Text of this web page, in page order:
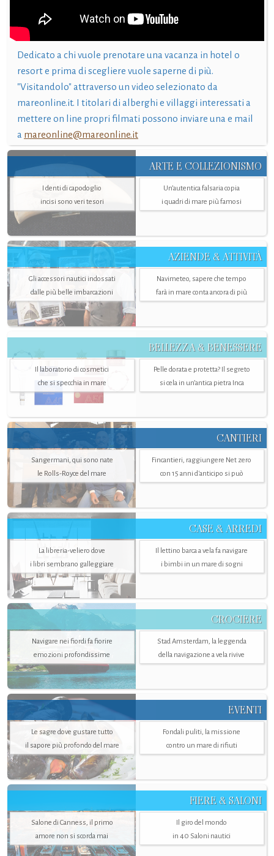
Dedicato a chi vuole prenotare una vacanza in hotel o
resort e prima di scegliere vuole saperne di più.
"Visitandolo" attraverso un video selezionato da
mareonline.it. I titolari di alberghi e villaggi interessati a
mettere on line propri filmati possono inviare una e mail
a mareonline@mareonline.it
ARTE E COLLEZIONISMO
I denti di capodoglio
incisi sono veri tesori
Un’autentica falsaria copia
i quadri di mare più famosi
AZIENDE & ATTIVITÀ
Gli accessori nautici indossati
dalle più belle imbarcazioni
Navimeteo, sapere che tempo
farà in mare conta ancora di più
BELLEZZA & BENESSERE
Il laboratorio di cosmetici
che si specchia in mare
Pelle dorata e protetta? Il segreto
si cela in un’antica pietra Inca
CANTIERI
Sangermani, qui sono nate
le Rolls-Royce del mare
Fincantieri, raggiungere Net zero
con 15 anni d'anticipo si può
CASE & ARREDI
La libreria-veliero dove
i libri sembrano galleggiare
Il lettino barca a vela fa navigare
i bimbi in un mare di sogni
CROCIERE
Navigare nei fiordi fa fiorire
emozioni profondissime
Stad Amsterdam, la leggenda
della navigazione a vela rivive
EVENTI
Le sagre dove gustare tutto
il sapore più profondo del mare
Fondali puliti, la missione
contro un mare di rifiuti
FIERE & SALONI
Salone di Canness, il primo
amore non si scorda mai
Il giro del mondo
in 40 Saloni nautici